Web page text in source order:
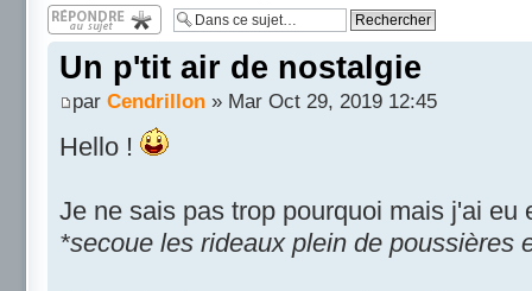
Répondre
Un p'tit air de nostalgie
par Cendrillon » Mar Oct 29, 2019 12:45
Hello !
Je ne sais pas trop pourquoi mais j'ai eu
*secoue les rideaux plein de poussières